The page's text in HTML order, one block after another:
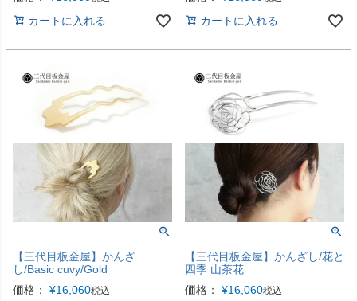
カートに入れる カートに入れる
【三代目板金屋】かんざ
し/Basic cuvy/Gold
価格：
¥16,060税込
【三代目板金屋】かんざし/花と
四季 山茶花
価格：
¥16,060税込